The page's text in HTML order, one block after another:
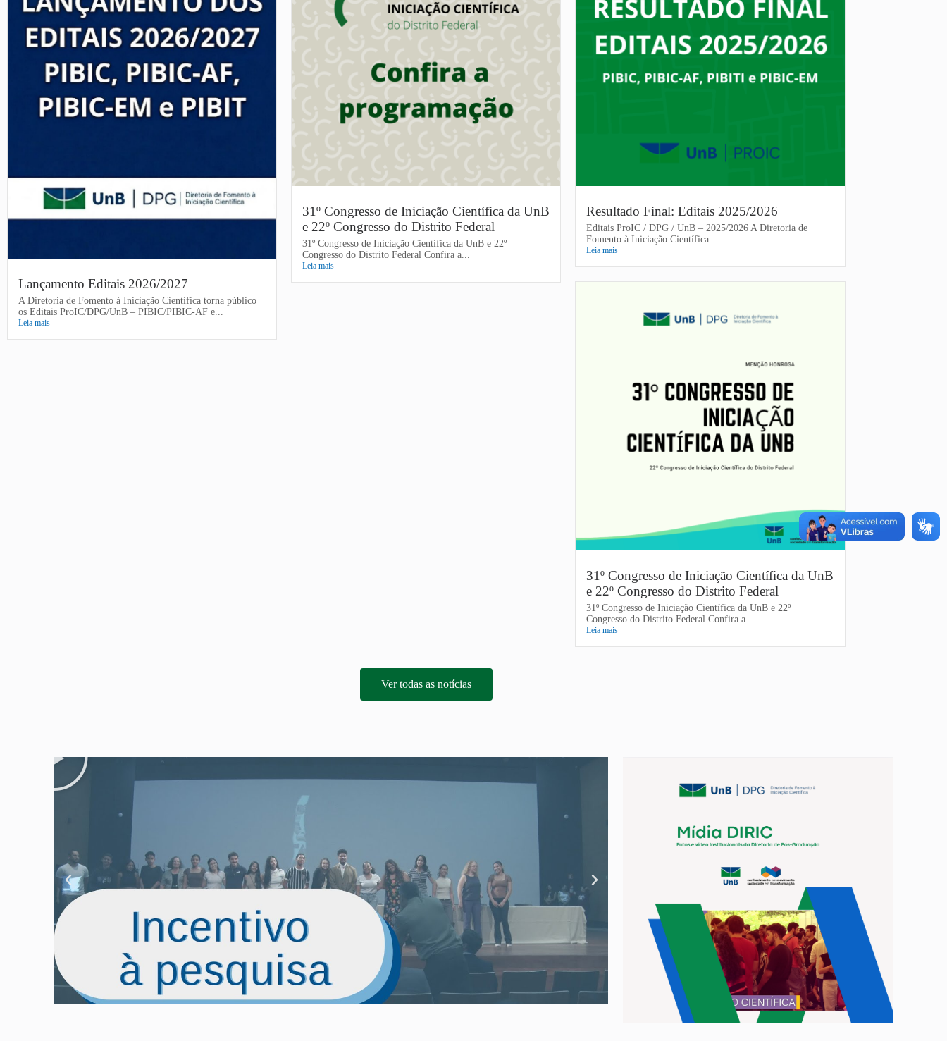
Lançamento Editais 2026/2027
A Diretoria de Fomento à Iniciação Científica torna público
os Editais ProIC/DPG/UnB – PIBIC/PIBIC-AF e...
Leia mais
31º Congresso de Iniciação Científica da UnB
e 22º Congresso do Distrito Federal
31º Congresso de Iniciação Científica da UnB e 22º
Congresso do Distrito Federal Confira a...
Leia mais
Resultado Final: Editais 2025/2026
Editais ProIC / DPG / UnB – 2025/2026 A Diretoria de
Fomento à Iniciação Científica...
Leia mais
31º Congresso de Iniciação Científica da UnB
e 22º Congresso do Distrito Federal
31º Congresso de Iniciação Científica da UnB e 22º
Congresso do Distrito Federal Confira a...
Leia mais
Ver todas as notícias